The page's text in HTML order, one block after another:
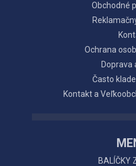
Obchodné
Ochrana
Doprava
Často
Kontakt a
BALÍČKY